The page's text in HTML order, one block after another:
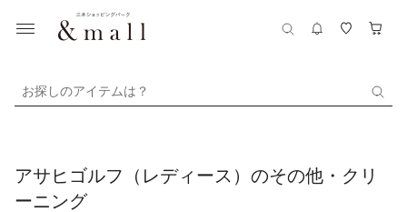
お探しのアイテムは？
アサヒゴルフ（レディース）のその他・クリ
ーニング